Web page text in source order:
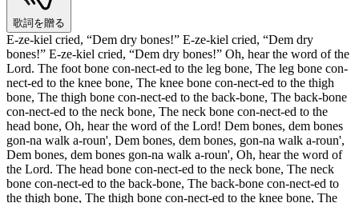
歌詞を贈る
E-ze-kiel cried, “Dem dry bones!” E-ze-kiel cried, “Dem dry
bones!” E-ze-kiel cried, “Dem dry bones!” Oh, hear the word of the
Lord. The foot bone con-nect-ed to the leg bone, The leg bone con-
nect-ed to the knee bone, The knee bone con-nect-ed to the thigh
bone, The thigh bone con-nect-ed to the back-bone, The back-bone
con-nect-ed to the neck bone, The neck bone con-nect-ed to the
head bone, Oh, hear the word of the Lord! Dem bones, dem bones
gon-na walk a-roun', Dem bones, dem bones, gon-na walk a-roun',
Dem bones, dem bones gon-na walk a-roun', Oh, hear the word of
the Lord. The head bone con-nect-ed to the neck bone, The neck
bone con-nect-ed to the back-bone, The back-bone con-nect-ed to
the thigh bone, The thigh bone con-nect-ed to the knee bone, The